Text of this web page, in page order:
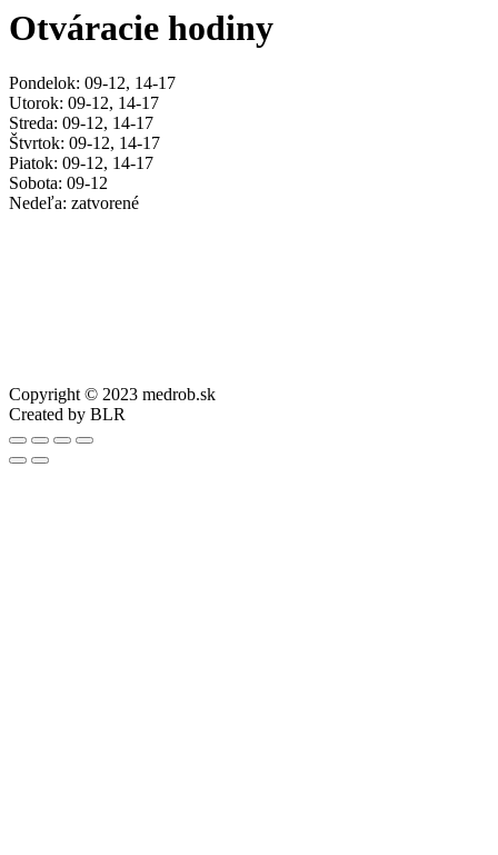
Otváracie hodiny
Pondelok: 09-12, 14-17
Utorok: 09-12, 14-17
Streda: 09-12, 14-17
Štvrtok: 09-12, 14-17
Piatok: 09-12, 14-17
Sobota: 09-12
Nedeľa: zatvorené
Copyright © 2023 medrob.sk
Created by BLR